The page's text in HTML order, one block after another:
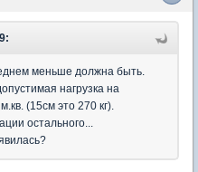
меньше должна быть.
нагрузка на
(15см это 270 кг).
остального...